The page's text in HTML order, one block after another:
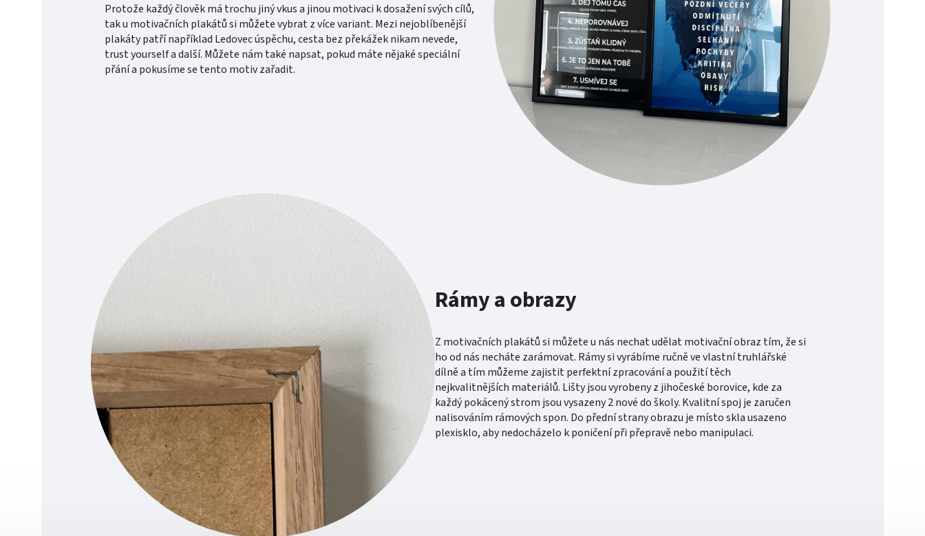
Protože každý člověk má trochu jiný vkus a jinou motivaci k dosažení svých cílů,
tak u motivačních plakátů si můžete vybrat z více variant. Mezi nejoblíbenější
plakáty patří například Ledovec úspěchu, cesta bez překážek nikam nevede,
trust yourself a další. Můžete nám také napsat, pokud máte nějaké speciální
přání a pokusíme se tento motiv zařadit.
Rámy a obrazy
Z motivačních plakátů si můžete u nás nechat udělat motivační obraz tím, že si
ho od nás necháte zarámovat. Rámy si vyrábíme ručně ve vlastní truhlářské
dílně a tím můžeme zajistit perfektní zpracování a použití těch
nejkvalitnějších materiálů. Lišty jsou vyrobeny z jihočeské borovice, kde za
každý pokácený strom jsou vysazeny 2 nové do školy. Kvalitní spoj je zaručen
nalisováním rámových spon. Do přední strany obrazu je místo skla usazeno
plexisklo, aby nedocházelo k poničení při přepravě nebo manipulaci.